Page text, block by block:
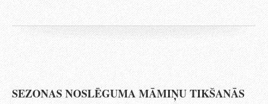
SEZONAS NOSLĒGUMA MĀMIŅU TIKŠANĀS